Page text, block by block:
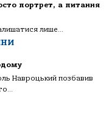
портрет, а питання
лише...
Навроцький позбавив